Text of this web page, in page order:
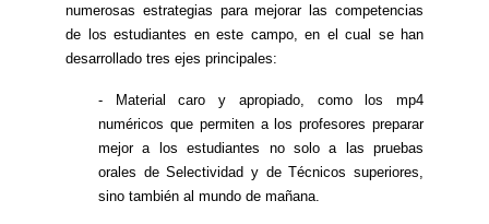
numerosas estrategias para mejorar las competencias
de los estudiantes en este campo, en el cual se han
desarrollado tres ejes principales:
- Material caro y apropiado, como los mp4
numéricos que permiten a los profesores preparar
mejor a los estudiantes no solo a las pruebas
orales de Selectividad y de Técnicos superiores,
sino también al mundo de mañana.